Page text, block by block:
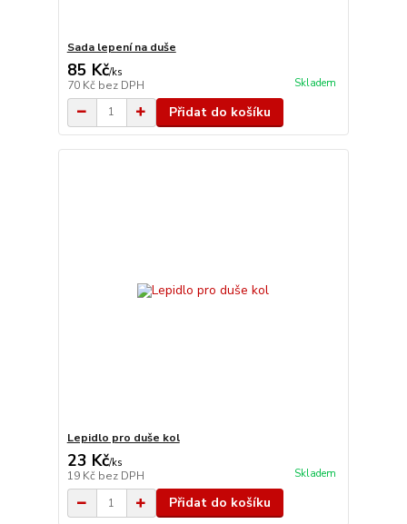
Sada lepení na duše
85 Kč/ks
70 Kč bez DPH Skladem
Přidat do košíku
Lepidlo pro duše kol
23 Kč/ks
19 Kč bez DPH Skladem
Přidat do košíku